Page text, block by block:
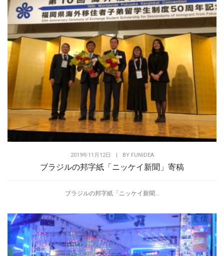
2019年11月12日 | BY FUNIDEA
ブラジルの邦字紙「ニッケイ新聞」寄稿
ブラジルの邦字紙「ニッケイ新聞...